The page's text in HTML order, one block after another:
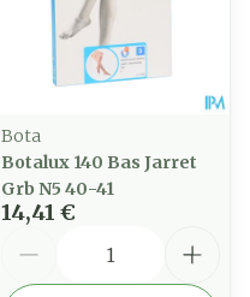
Bota
Botalux 140 Bas Jarret
Grb N5 40-41
14,41 €